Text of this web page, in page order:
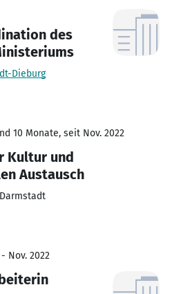
des
Dieburg
10 Monate, seit Nov. 2022
Kultur und
Austausch
Nov. 2022